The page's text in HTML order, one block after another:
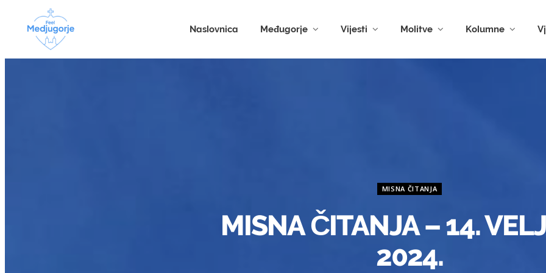
Naslovnica Međugorje Vijesti Molitve Kolumne
MISNA ČITANJA
MISNA ČITANJA – 14.
2024.